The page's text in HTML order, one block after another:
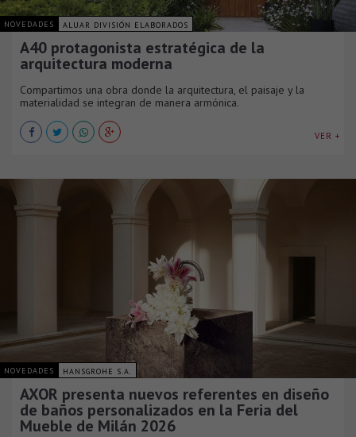
NOVEDADES ALUAR DIVISIÓN ELABORADOS
A40 protagonista estratégica de la
arquitectura moderna
Compartimos una obra donde la arquitectura, el paisaje y la
materialidad se integran de manera armónica.
VER +
NOVEDADES HANSGROHE S.A.
AXOR presenta nuevos referentes en diseño
de baños personalizados en la Feria del
Mueble de Milán 2026